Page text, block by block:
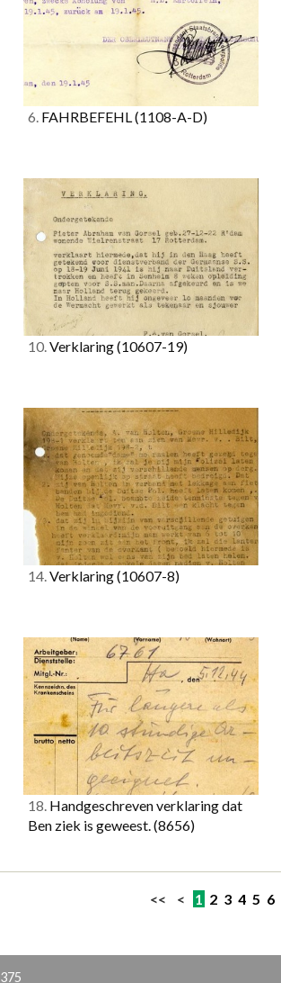
6.FAHRBEFEHL(1108-A-D)
10.Verklaring(10607-19)
14.Verklaring(10607-8)
18.Handgeschreven verklaring dat
Ben ziek is geweest.(8656)
<< < 1 2 3 4 5 6